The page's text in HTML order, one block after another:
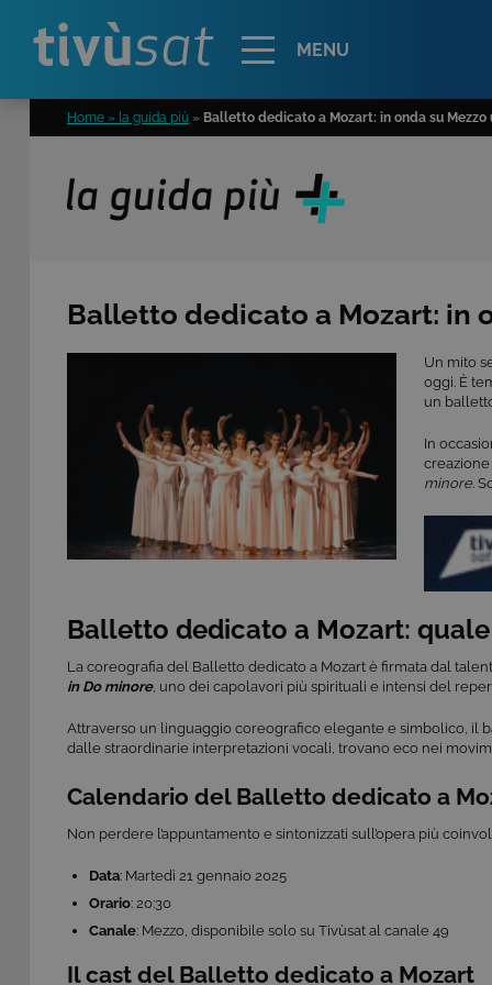
MENU
Home » la guida più » Balletto dedicato a Mozart: in onda su
Balletto dedicato a Mozart: in
Un mito
oggi. È
un
In
minore.
Balletto dedicato a Mozart:
La coreografia del Balletto dedicato a Mozart è firmata dal
in Do minore, uno dei capolavori più spirituali e intensi del
Attraverso un linguaggio coreografico elegante e simbolico, il
dalle straordinarie interpretazioni vocali, trovano eco nei
Calendario del Balletto dedicato a
Non perdere l’appuntamento e sintonizzati sull’opera più
Data: Martedì 21 gennaio 2025
Orario: 20:30
Canale: Mezzo, disponibile solo su Tivùsat al canale 49
Il cast del Balletto dedicato a Mozart